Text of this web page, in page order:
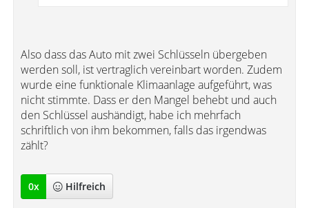
Also dass das Auto mit zwei Schlüsseln übergeben
werden soll, ist vertraglich vereinbart worden. Zudem
wurde eine funktionale Klimaanlage aufgeführt, was
nicht stimmte. Dass er den Mangel behebt und auch
den Schlüssel aushändigt, habe ich mehrfach
schriftlich von ihm bekommen, falls das irgendwas
zählt?
0x Hilfreich